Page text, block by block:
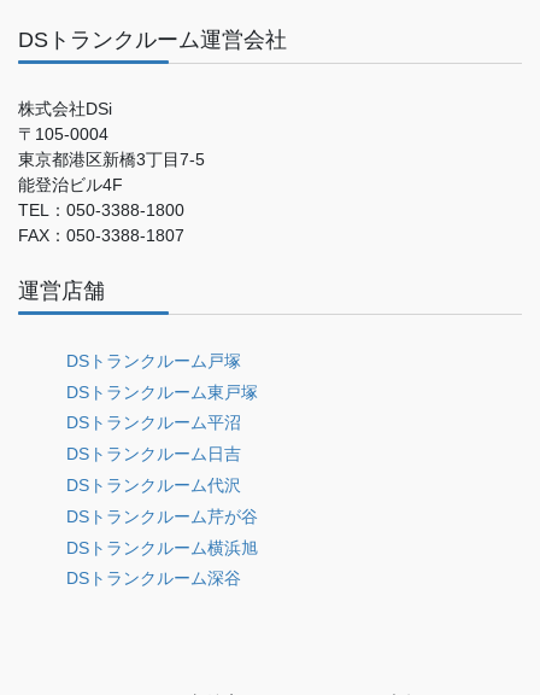
DSトランクルーム運営会社
株式会社DSi
〒105-0004
東京都港区新橋3丁目7-5
能登治ビル4F
TEL：050-3388-1800
FAX：050-3388-1807
運営店舗
DSトランクルーム戸塚
DSトランクルーム東戸塚
DSトランクルーム平沼
DSトランクルーム日吉
DSトランクルーム代沢
DSトランクルーム芹が谷
DSトランクルーム横浜旭
DSトランクルーム深谷